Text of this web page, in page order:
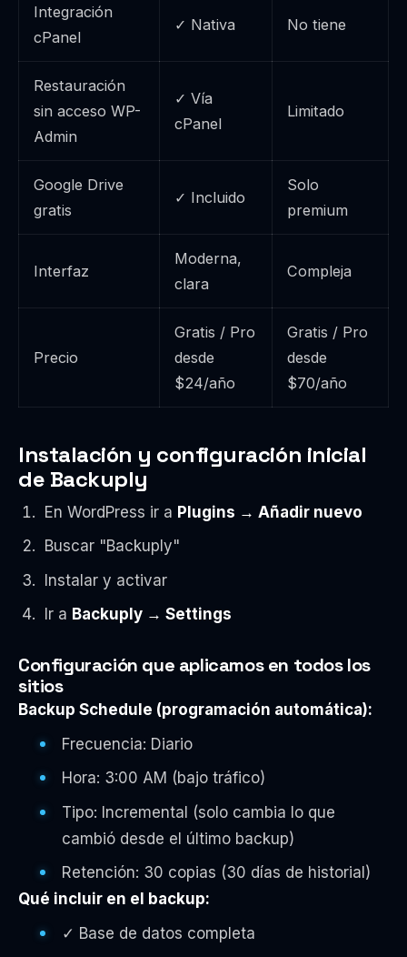
Integración
cPanel
✓ Nativa No tiene
Restauración
sin acceso WP-
Admin
✓ Vía
cPanel
Limitado
Google Drive
gratis
✓ Incluido
Solo
premium
Interfaz
Moderna,
clara
Compleja
Precio
Gratis / Pro
desde
$24/año
Gratis / Pro
desde
$70/año
Instalación y configuración inicial
de Backuply
En WordPress ir a Plugins → Añadir nuevo
Buscar "Backuply"
Instalar y activar
Ir a Backuply → Settings
Configuración que aplicamos en todos los
sitios
Backup Schedule (programación automática):
Frecuencia: Diario
Hora: 3:00 AM (bajo tráfico)
Tipo: Incremental (solo cambia lo que
cambió desde el último backup)
Retención: 30 copias (30 días de historial)
Qué incluir en el backup:
✓ Base de datos completa